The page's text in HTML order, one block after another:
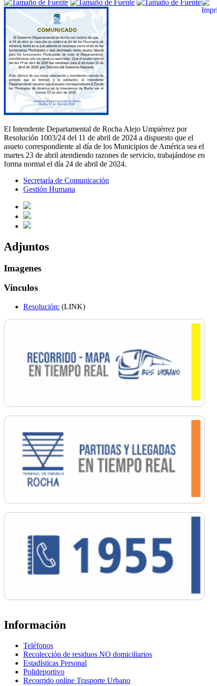
El Intendente Departamental de Rocha Alejo Umpiérrez por
Resolución 1003/24 del 11 de abril de 2024 a dispuesto que el
asueto correspondiente al día de los Municipios de América sea el
martes 23 de abril atendiendo razones de servicio, trabajándose en
forma normal el día 24 de abril de 2024.
Secretaría de Comunicación
Gestión Humana
Adjuntos
Imagenes
Vinculos
Resolución: (LINK)
Información
Teléfonos
Recolección de residuos NO domiciliarios
Estadísticas Personal
Polideportivo
Recorrido online Trasporte Urbano